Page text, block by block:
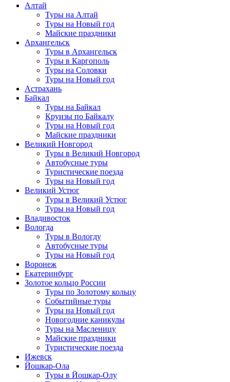
Алтай
Туры на Алтай
Туры на Новый год
Майские праздники
Архангельск
Туры в Архангельск
Туры в Каргополь
Туры на Соловки
Туры на Новый год
Астрахань
Байкал
Туры на Байкал
Круизы по Байкалу
Туры на Новый год
Майские праздники
Великий Новгород
Туры в Великий Новгород
Автобусные туры
Туристические поезда
Туры на Новый год
Великий Устюг
Туры в Великий Устюг
Туры на Новый год
Владивосток
Вологда
Туры в Вологду
Автобусные туры
Туры на Новый год
Воронеж
Екатеринбург
Золотое кольцо России
Туры по Золотому кольцу
Событийные туры
Туры на Новый год
Новогодние каникулы
Туры на Масленицу
Майские праздники
Туристические поезда
Ижевск
Йошкар-Ола
Туры в Йошкар-Олу